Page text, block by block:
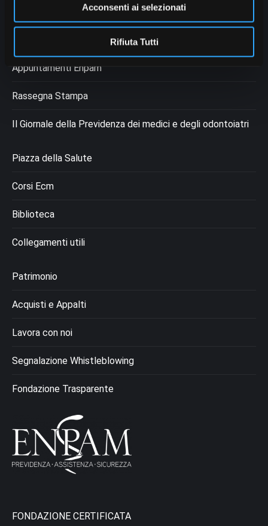
Acconsenti ai selezionati
Rifiuta Tutti
Appuntamenti Enpam
Rassegna Stampa
Il Giornale della Previdenza dei medici e degli odontoiatri
Piazza della Salute
Corsi Ecm
Biblioteca
Collegamenti utili
Patrimonio
Acquisti e Appalti
Lavora con noi
Segnalazione Whistleblowing
Fondazione Trasparente
FONDAZIONE CERTIFICATA